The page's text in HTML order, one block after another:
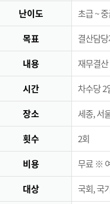
난이도 초급 ~
목표 결산담
내용 재무결
시간 차수당 2
장소 세종, 서
횟수 2회
비용 무료 ※
대상 국회, 국